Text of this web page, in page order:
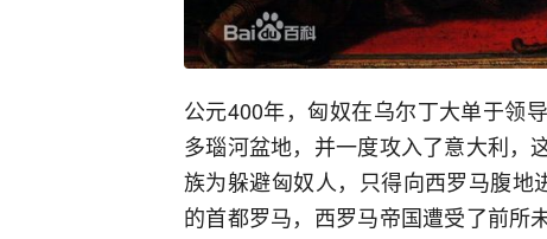
公元400年，匈奴在乌尔丁大单于领
多瑙河盆地，并一度攻入了意大利，
族为躲避匈奴人，只得向西罗马腹
的首都罗马，西罗马帝国遭受了前所